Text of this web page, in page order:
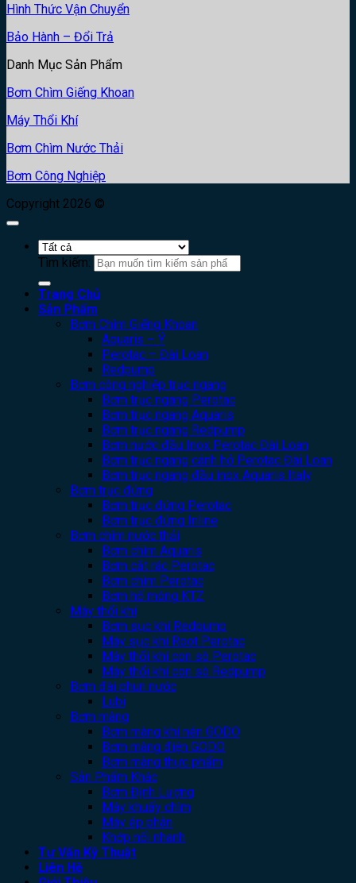
Hình Thức Vận Chuyển
Bảo Hành – Đổi Trả
Danh Mục Sản Phẩm
Bơm Chìm Giếng Khoan
Máy Thổi Khí
Bơm Chìm Nước Thải
Bơm Công Nghiệp
Copyright 2026 ©
Tìm kiếm:
Trang Chủ
Sản Phẩm
Bơm Chìm Giếng Khoan
Aquaris – Ý
Perotac – Đài Loan
Redpump
Bơm công nghiệp trục ngang
Bơm trục ngang Perotac
Bơm trục ngang Aquaris
Bơm trục ngang Redpump
Bơm nước đầu Inox Perotac Đài Loan
Bơm trục ngang cánh hở Perotac Đài Loan
Bơm trục ngang đầu inox Aquaris Italy
Bơm trục đứng
Bơm trục đứng Perotac
Bơm trục đứng Inline
Bơm chìm nước thải
Bơm chìm Aquaris
Bơm cắt rác Perotac
Bơm chìm Perotac
Bơm hố móng KTZ
Máy thổi khí
Bơm sục khí Redpump
Máy sục khí Root Perotac
Máy thổi khí con sò Perotac
Máy thổi khí con sò Redpump
Bơm đài phun nước
Lubi
Bơm màng
Bơm màng khí nén GODO
Bơm màng điện GODO
Bơm màng thực phẩm
Sản Phẩm Khác
Bơm Định Lượng
Máy khuấy chìm
Máy ép phân
Khớp nối nhanh
Tư Vấn Kỹ Thuật
Liên Hệ